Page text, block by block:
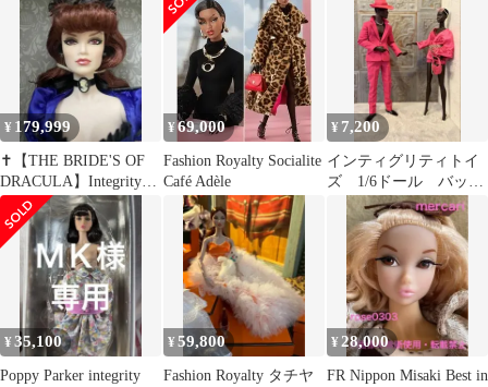
¥ 179,999
✝️【THE BRIDE'S OF
DRACULA】Integrity
toys✝️
¥69,000
Fashion Royalty Socialite
Café Adèle
¥ 7,200
インティグリティトイ
ズ 1/6ドール バッ
グ アクセサリー類
¥35,100
Poppy Parker integrity
¥59,800
Fashion Royalty タチヤ
¥28,000
FR Nippon Misaki Best in